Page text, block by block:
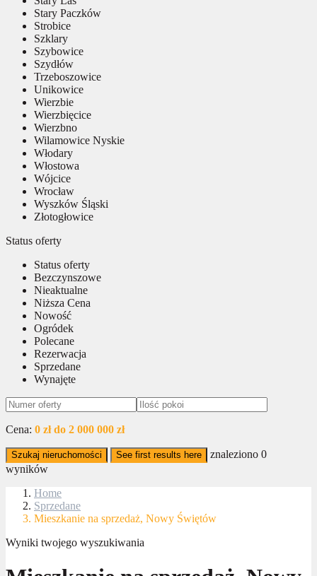
Stary Paczków
Strobice
Szklary
Szybowice
Szydłów
Trzeboszowice
Unikowice
Wierzbie
Wierzbięcice
Wierzbno
Wilamowice Nyskie
Włodary
Włostowa
Wójcice
Wrocław
Wyszków Śląski
Złotogłowice
Status oferty
Status oferty
Bezczynszowe
Nieaktualne
Niższa Cena
Nowość
Ogródek
Polecane
Rezerwacja
Sprzedane
Wynajęte
Cena: 0 zł do 2 000 000 zł
Szukaj nieruchomości See first results here znaleziono 0
wyników
Home
Sprzedane
Mieszkanie na sprzedaż, Nowy Świętów
Wyniki twojego wyszukiwania